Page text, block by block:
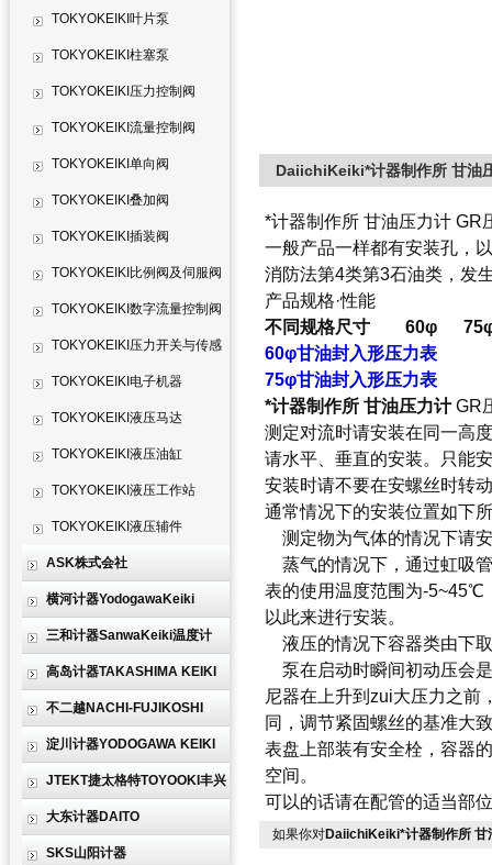
TOKYOKEIKI叶片泵
TOKYOKEIKI柱塞泵
TOKYOKEIKI压力控制阀
TOKYOKEIKI流量控制阀
TOKYOKEIKI单向阀
TOKYOKEIKI叠加阀
TOKYOKEIKI插装阀
TOKYOKEIKI比例阀及伺服阀
TOKYOKEIKI数字流量控制阀
TOKYOKEIKI压力开关与传感
器 TOKYOKEIKI电子机器
TOKYOKEIKI液压马达
TOKYOKEIKI液压油缸
TOKYOKEIKI液压工作站
TOKYOKEIKI液压辅件
ASK株式会社
横河计器YodogawaKeiki
三和计器SanwaKeiki温度计
高岛计器TAKASHIMA KEIKI
不二越NACHI-FUJIKOSHI
淀川计器YODOGAWA KEIKI
JTEKT捷太格特TOYOOKI丰兴
大东计器DAITO
SKS山阳计器
DaiichiKeiki*计器制作所 甘油
*计器制作所 甘油压力计 GR
一般产品一样都有安装孔，
消防法第4类第3石油类，发
产品规格·性能
不同规格尺寸 60φ
60φ甘油封入形压力表
75φ甘油封入形压力表
*计器制作所 甘油压力计GR
测定对流时请安装在同一高
请水平、垂直的安装。只能
安装时请不要在安螺丝时转
通常情况下的安装位置如下
测定物为气体的情况下请
蒸气的情况下，通过虹吸
表的使用温度范围为-5~45℃
以此来进行安装。
液压的情况下容器类由下
泵在启动时瞬间初动压会
尼器在上升到zui大压力之前
同，调节紧固螺丝的基准大
表盘上部装有安全栓，容器
空间。
可以的话请在配管的适当部
如果你对DaiichiKeiki*计器制作所 甘